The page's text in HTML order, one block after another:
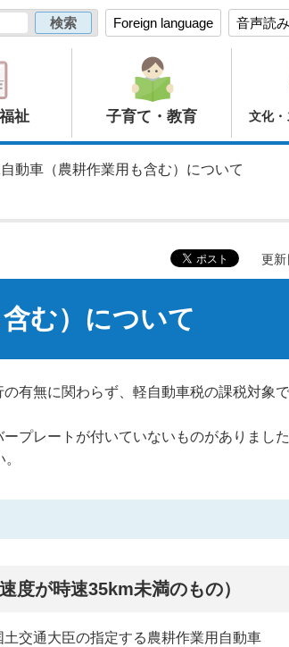
Foreign language 音声読
祉 子育て・教育 文化
動車（農耕作業用も含む）について
更新
む）について
有無に関わらず、軽自動車税の課税対象で
プレートが付いていないものがありまし
度が時速35km未満のもの）
交通大臣の指定する農耕作業用自動車